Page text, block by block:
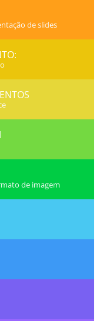
de slides
de imagem